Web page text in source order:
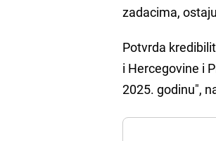
zadacima,
Potvrda
i Hercegovine i
2025. godinu",